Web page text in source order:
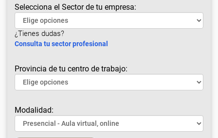
Selecciona el Sector de tu empresa:
¿Tienes dudas?
Consulta tu sector profesional
Provincia de tu centro de trabajo:
Modalidad: